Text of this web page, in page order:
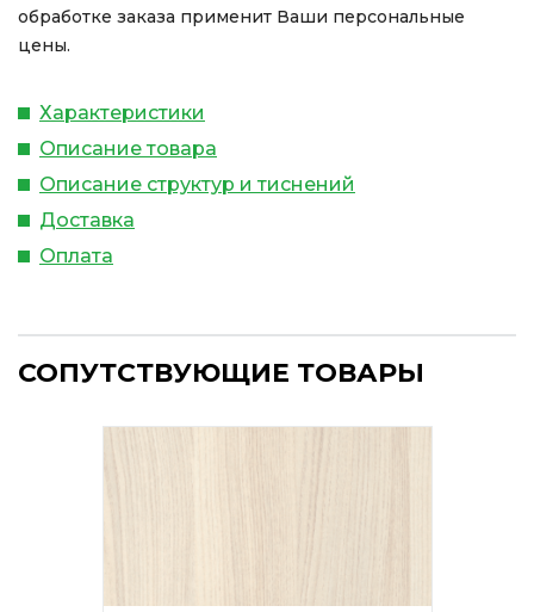
обработке заказа применит Ваши персональные
цены.
Характеристики
Описание товара
Описание структур и тиснений
Доставка
Оплата
СОПУТСТВУЮЩИЕ ТОВАРЫ